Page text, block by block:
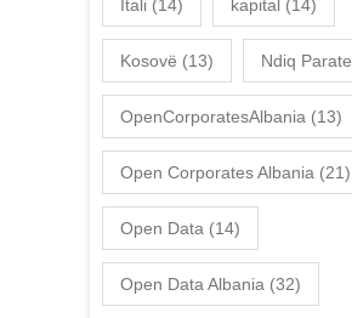
Itali (14) kapital (14)
Kosovë (13) Ndiq Parate
OpenCorporatesAlbania (13)
Open Corporates Albania (21)
Open Data (14)
Open Data Albania (32)